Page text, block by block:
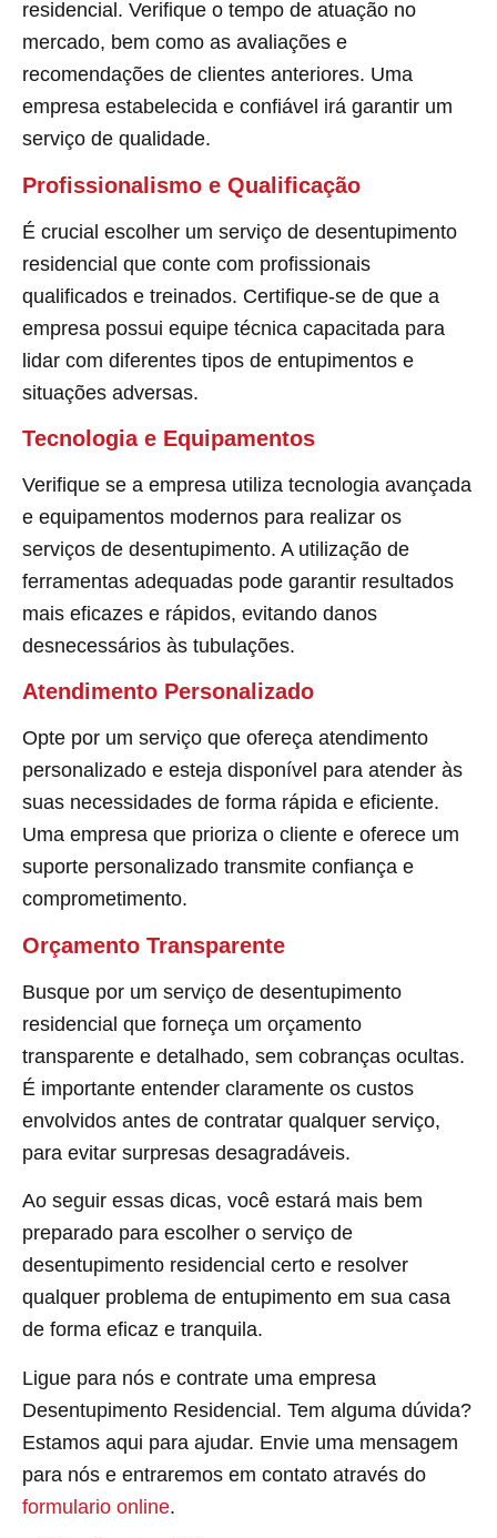
residencial. Verifique o tempo de atuação no
mercado, bem como as avaliações e
recomendações de clientes anteriores. Uma
empresa estabelecida e confiável irá garantir um
serviço de qualidade.
Profissionalismo e Qualificação
É crucial escolher um serviço de desentupimento
residencial que conte com profissionais
qualificados e treinados. Certifique-se de que a
empresa possui equipe técnica capacitada para
lidar com diferentes tipos de entupimentos e
situações adversas.
Tecnologia e Equipamentos
Verifique se a empresa utiliza tecnologia avançada
e equipamentos modernos para realizar os
serviços de desentupimento. A utilização de
ferramentas adequadas pode garantir resultados
mais eficazes e rápidos, evitando danos
desnecessários às tubulações.
Atendimento Personalizado
Opte por um serviço que ofereça atendimento
personalizado e esteja disponível para atender às
suas necessidades de forma rápida e eficiente.
Uma empresa que prioriza o cliente e oferece um
suporte personalizado transmite confiança e
comprometimento.
Orçamento Transparente
Busque por um serviço de desentupimento
residencial que forneça um orçamento
transparente e detalhado, sem cobranças ocultas.
É importante entender claramente os custos
envolvidos antes de contratar qualquer serviço,
para evitar surpresas desagradáveis.
Ao seguir essas dicas, você estará mais bem
preparado para escolher o serviço de
desentupimento residencial certo e resolver
qualquer problema de entupimento em sua casa
de forma eficaz e tranquila.
Ligue para nós e contrate uma empresa
Desentupimento Residencial. Tem alguma dúvida?
Estamos aqui para ajudar. Envie uma mensagem
para nós e entraremos em contato através do
formulario online.